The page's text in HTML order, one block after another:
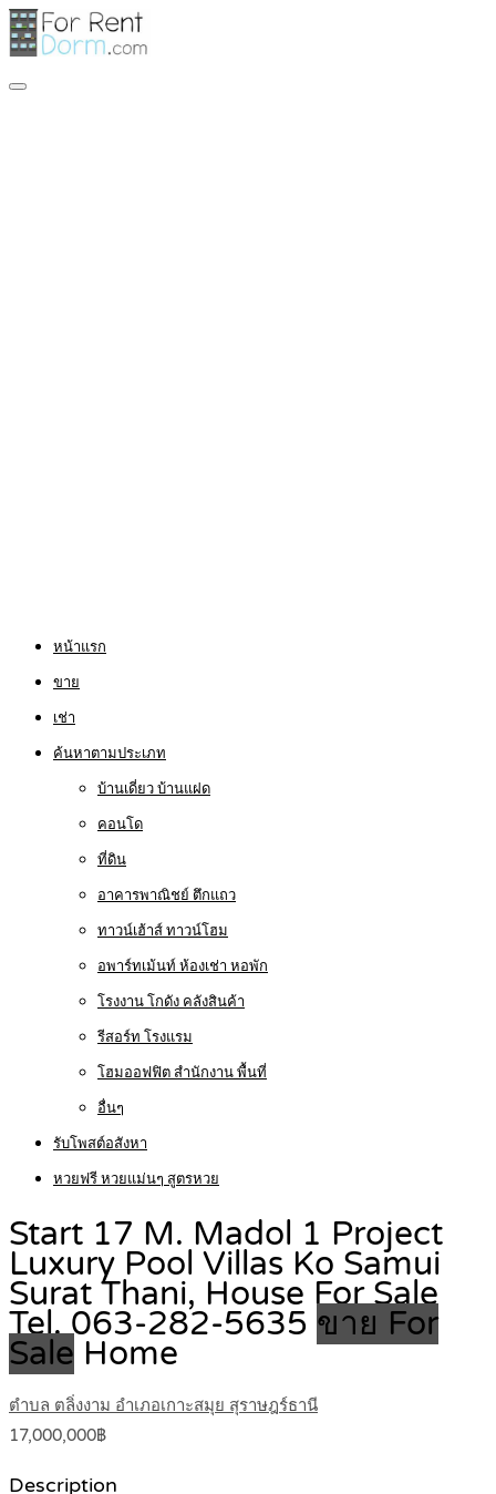
หน้าแรก
ขาย
เช่า
ค้นหาตามประเภท
บ้านเดี่ยว บ้านแฝด
คอนโด
ที่ดิน
อาคารพาณิชย์ ตึกแถว
ทาวน์เฮ้าส์ ทาวน์โฮม
อพาร์ทเม้นท์ ห้องเช่า หอพัก
โรงงาน โกดัง คลังสินค้า
รีสอร์ท โรงแรม
โฮมออฟฟิต สำนักงาน พื้นที่
อื่นๆ
รับโพสต์อสังหา
หวยฟรี หวยแม่นๆ สูตรหวย
Start 17 M. Madol 1 Project
Luxury Pool Villas Ko Samui
Surat Thani, House For Sale
Tel. 063-282-5635 ขาย For
Sale Home
ตำบล ตลิ่งงาม อำเภอเกาะสมุย สุราษฎร์ธานี
17,000,000฿
Description